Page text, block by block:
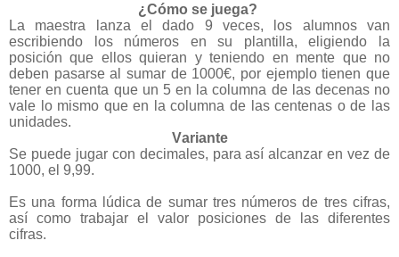
¿Cómo se juega?
La maestra lanza el dado 9 veces, los alumnos van
escribiendo los números en su plantilla, eligiendo la
posición que ellos quieran y teniendo en mente que no
deben pasarse al sumar de 1000€, por ejemplo tienen que
tener en cuenta que un 5 en la columna de las decenas no
vale lo mismo que en la columna de las centenas o de las
unidades.
Variante
Se puede jugar con decimales, para así alcanzar en vez de
1000, el 9,99.
Es una forma lúdica de sumar tres números de tres cifras,
así como trabajar el valor posiciones de las diferentes
cifras.